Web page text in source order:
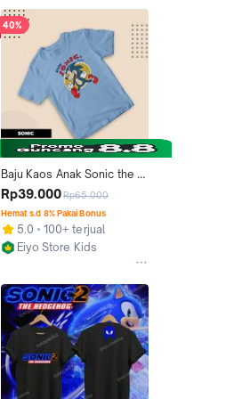
40%
Baju Kaos Anak Sonic the
Hedgehog Usia 1 2 3 4 5 6
7 8 9 10 Tahun
Rp39.000Rp65.000
Hemat s.d 8% Pakai Bonus
5.0
100+ terjual
Eiyo Store Kids